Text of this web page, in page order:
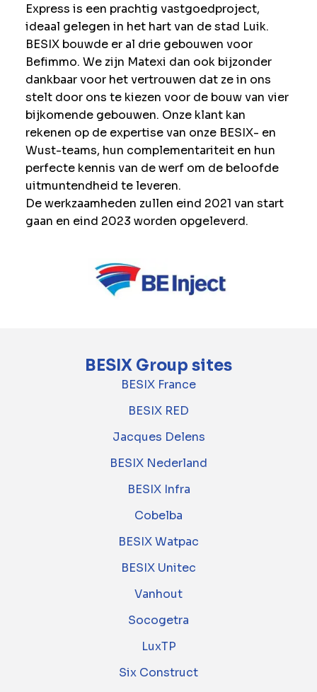
Express is een prachtig vastgoedproject,
ideaal gelegen in het hart van de stad Luik.
BESIX bouwde er al drie gebouwen voor
Befimmo. We zijn Matexi dan ook bijzonder
dankbaar voor het vertrouwen dat ze in ons
stelt door ons te kiezen voor de bouw van vier
bijkomende gebouwen. Onze klant kan
rekenen op de expertise van onze BESIX- en
Wust-teams, hun complementariteit en hun
perfecte kennis van de werf om de beloofde
uitmuntendheid te leveren.
De werkzaamheden zullen eind 2021 van start
gaan en eind 2023 worden opgeleverd.
BESIX Group sites
BESIX France
BESIX RED
Jacques Delens
BESIX Nederland
BESIX Infra
Cobelba
BESIX Watpac
BESIX Unitec
Vanhout
Socogetra
LuxTP
Six Construct